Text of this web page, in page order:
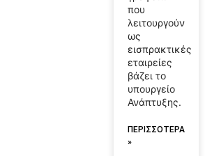
που
λειτουργούν
ως
εισπρακτικές
εταιρείες
βάζει το
υπουργείο
Ανάπτυξης.
ΠΕΡΙΣΣΟΤΕΡΑ
»